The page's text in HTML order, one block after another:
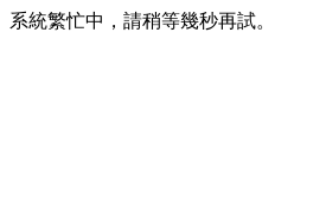
系統繁忙中，請稍等幾秒再試。